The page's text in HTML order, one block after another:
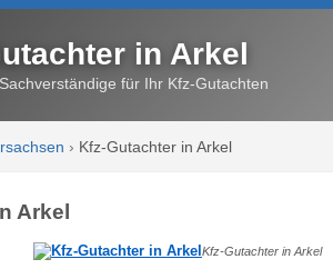
in Arkel
für Ihr Kfz-Gutachten
› Kfz-Gutachter in Arkel
Arkel
Kfz-Gutachter in Arkel